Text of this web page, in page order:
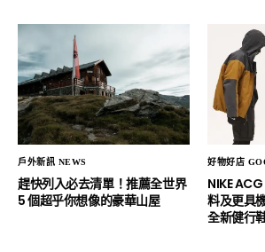
戶外新訊 NEWS
趕快列入必去清單！推薦全世界
5 個超乎你想像的豪華山屋
好物好店
NIKE
料及更具
全新健行